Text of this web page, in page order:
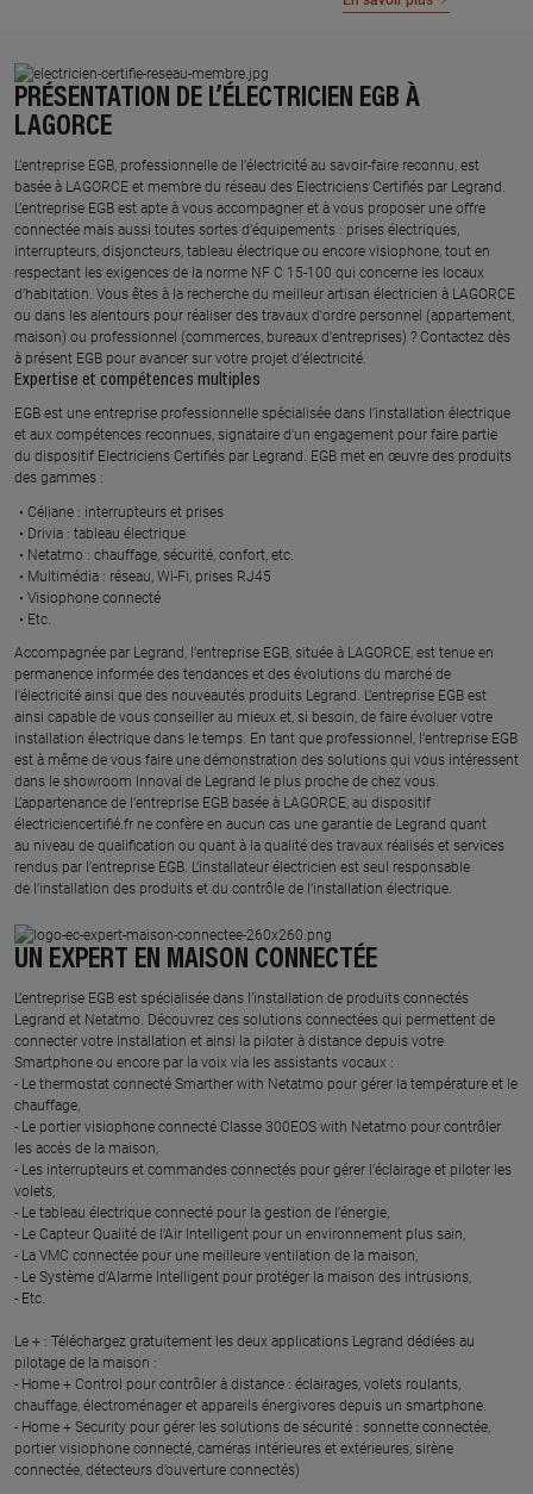
PRÉSENTATION DE L’ÉLECTRICIEN EGB À
LAGORCE
L’entreprise EGB, professionnelle de l’électricité au savoir-faire reconnu, est
basée à LAGORCE et membre du réseau des Electriciens Certifiés par Legrand.​
L’entreprise EGB est apte à vous accompagner et à vous proposer une offre
connectée mais aussi toutes sortes d'équipements : prises électriques,
interrupteurs, disjoncteurs, tableau électrique ou encore visiophone, tout en
respectant les exigences de la norme NF C 15-100 qui concerne les locaux
d’habitation. Vous êtes à la recherche du meilleur artisan électricien à LAGORCE
ou dans les alentours pour réaliser des travaux d'ordre personnel (appartement,
maison) ou professionnel (commerces, bureaux d'entreprises) ? Contactez dès
à présent EGB pour avancer sur votre projet d’électricité.
Expertise et compétences multiples​
​EGB est une entreprise professionnelle spécialisée dans l’installation électrique
et aux compétences reconnues, ​signataire d'un engagement pour faire partie
du dispositif Electriciens Certifiés par Legrand​. EGB met en œuvre des produits
des gammes : ​
Céliane : interrupteurs et prises ​
Drivia : tableau électrique ​
Netatmo : chauffage, sécurité, confort, etc.​
Multimédia : réseau, Wi-Fi, prises RJ45​
Visiophone connecté​
Etc.​
​Accompagnée par Legrand, l’entreprise EGB, située à LAGORCE, est tenue en
permanence informée des tendances et des évolutions du marché de
l'électricité ainsi que des nouveautés produits Legrand. L’entreprise EGB est
ainsi capable de vous conseiller au mieux et, si besoin, de faire évoluer votre
installation électrique dans le temps. En tant que professionnel, l’entreprise EGB
est à même de vous faire une démonstration des solutions qui vous intéressent
dans le showroom Innoval de Legrand le plus proche de chez vous.​
L’appartenance de l’entreprise EGB basée à LAGORCE, au dispositif
électriciencertifié.fr ne confère en aucun cas une garantie de Legrand quant
au niveau de qualification ou quant à la qualité des travaux réalisés et services
rendus par l’entreprise EGB. L’installateur électricien est seul responsable
de l’installation des produits et du contrôle de l’installation électrique.
UN EXPERT EN MAISON CONNECTÉE
L’entreprise EGB est spécialisée dans l’installation de produits connectés
Legrand et Netatmo. Découvrez ces solutions connectées qui permettent de
connecter votre installation et ainsi la piloter à distance depuis votre
Smartphone ou encore par la voix via les assistants vocaux :
- Le thermostat connecté Smarther with Netatmo pour gérer la température et le
chauffage,
- Le portier visiophone connecté Classe 300EOS with Netatmo pour contrôler
les accès de la maison,
- Les interrupteurs et commandes connectés pour gérer l’éclairage et piloter les
volets,
- Le tableau électrique connecté pour la gestion de l’énergie,
- Le Capteur Qualité de l’Air Intelligent pour un environnement plus sain,
- La VMC connectée pour une meilleure ventilation de la maison,
- Le Système d’Alarme Intelligent pour protéger la maison des intrusions,
- Etc.
Le + : Téléchargez gratuitement les deux applications Legrand dédiées au
pilotage de la maison :
- Home + Control pour contrôler à distance : éclairages, volets roulants,
chauffage, électroménager et appareils énergivores depuis un smartphone.
- Home + Security pour gérer les solutions de sécurité : sonnette connectée,
portier visiophone connecté, caméras intérieures et extérieures, sirène
connectée, détecteurs d’ouverture connectés)